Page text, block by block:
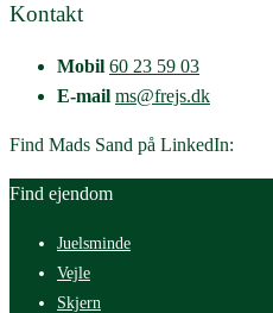
Kontakt
Mobil 60 23 59 03
E-mail ms@frejs.dk
Find Mads Sand på LinkedIn:
Find ejendom
Juelsminde
Vejle
Skjern